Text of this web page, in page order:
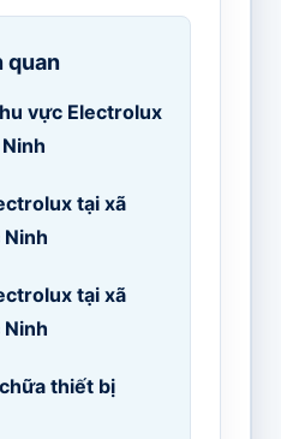
quan
vực Electrolux
tại xã
Ninh
tại xã
Ninh
thiết bị